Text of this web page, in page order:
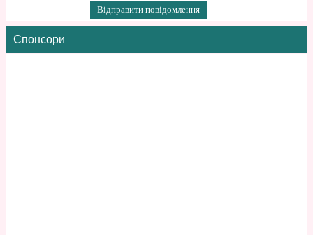
Спонсори